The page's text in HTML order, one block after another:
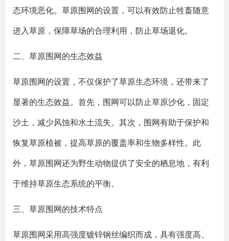
态环境恶化。草原围网的设置，可以有效防止牲畜随意
进入草原，保障草场的合理利用，防止草场退化。
二、草原围网的生态效益
草原围网的设置，不仅保护了草原生态环境，还带来了
显著的生态效益。首先，围网可以防止草原沙化，固定
沙土，减少风蚀和水土流失。其次，围网有助于保护和
恢复草原植被，提高草原的覆盖率和生物多样性。此
外，草原围网还为野生动物提供了安全的栖息地，有利
于维持草原生态系统的平衡。
三、草原围网的技术特点
草原围网采用高强度镀锌钢丝编织而成，具有强度高、